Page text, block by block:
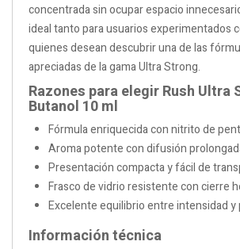
concentrada sin ocupar espacio
ideal tanto para usuarios experimentados
quienes desean descubrir una de las
apreciadas de la gama Ultra Strong.
Razones para elegir Rush Ultra
Butanol 10 ml
Fórmula enriquecida con nitrito de
Aroma potente con difusión
Presentación compacta y fácil de
Frasco de vidrio resistente con cierre
Excelente equilibrio entre intensidad y
Información técnica